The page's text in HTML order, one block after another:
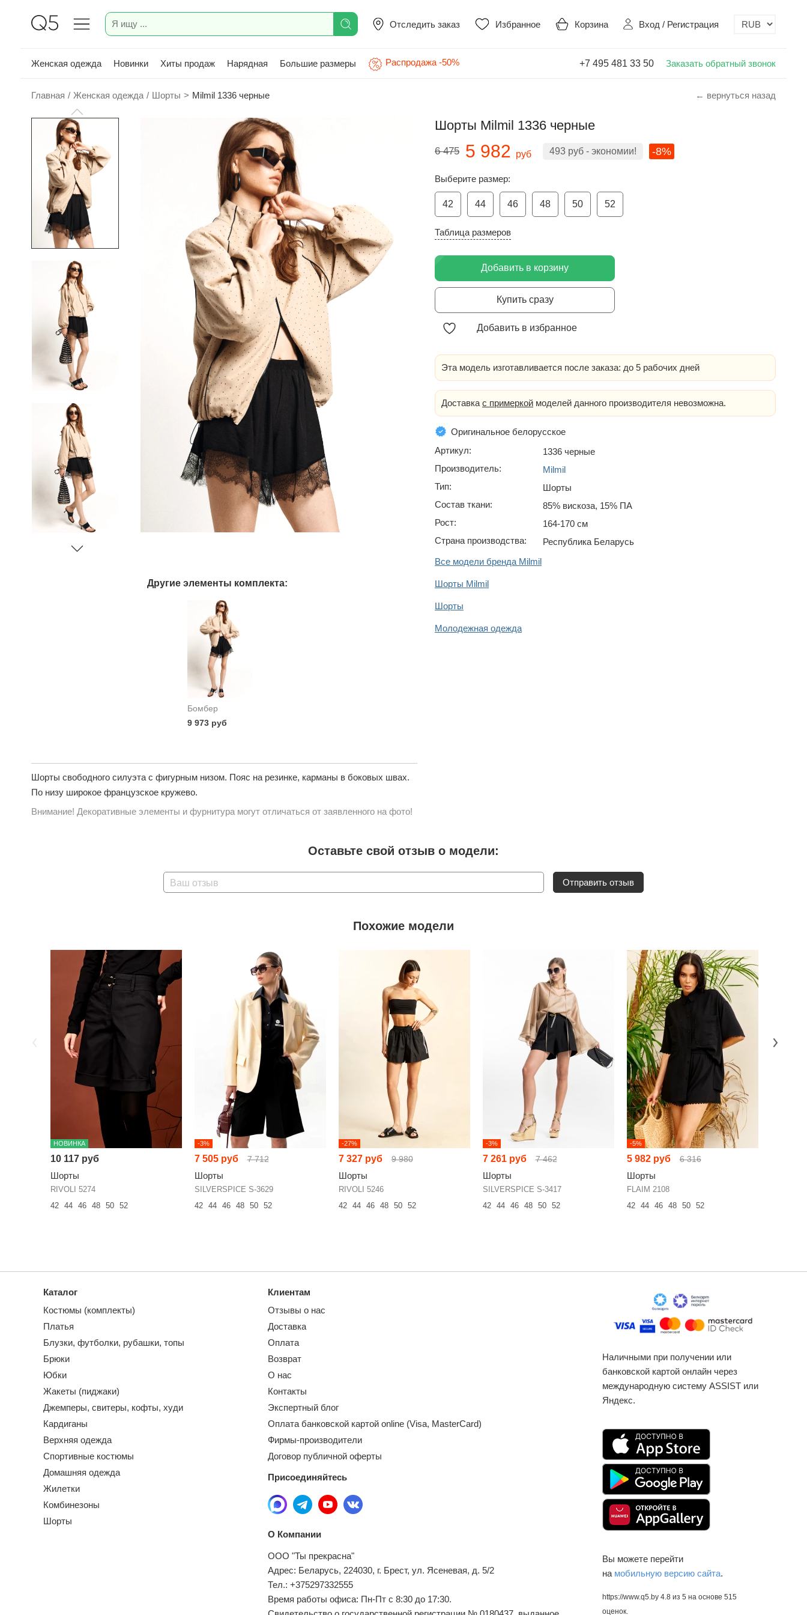
Отследить заказ Избранное Корзина Вход / Регистрация
Женская одежда Новинки Хиты продаж Нарядная Большие размеры Распродажа -50% +7 495 481 33 50 Заказать обратный звонок
Главная / Женская одежда / Шорты > Milmil 1336 черные ← вернуться назад
Другие элементы комплекта:
Бомбер
9 973 руб
Шорты свободного силуэта с фигурным низом. Пояс на резинке, карманы в боковых швах.
По низу широкое французское кружево.
Внимание! Декоративные элементы и фурнитура могут отличаться от заявленного на фото!
Шорты Milmil 1336 черные
6 475 5 982 руб 493 руб - экономии! -8%
Выберите размер:
42 44 46 48 50 52
Таблица размеров
Добавить в корзину
Купить сразу
Добавить в избранное
Эта модель изготавливается после заказа: до 5 рабочих дней
Доставка с примеркой моделей данного производителя невозможна.
Оригинальное белорусское
Артикул:
1336 черные
Производитель:
Milmil
Тип:
Шорты
Состав ткани:
85% вискоза, 15% ПА
Рост:
164-170 см
Страна производства:
Республика Беларусь
Все модели бренда Milmil
Шорты Milmil
Шорты
Молодежная одежда
Оставьте свой отзыв о модели:
Ваш отзыв Отправить отзыв
Похожие модели
НОВИНКА
10 117 руб
Шорты
RIVOLI 5274
42
44 46 48 50 52
-3%
7 505 руб 7 712
Шорты
SILVERSPICE S-3629
42
44 46 48 50 52
-27%
7 327 руб 9 980
Шорты
RIVOLI 5246
42
44 46 48 50 52
-3%
7 261 руб 7 462
Шорты
SILVERSPICE S-3417
42
44 46 48 50 52
-5%
5 982 руб 6 316
Шорты
FLAIM 2108
42
44 46 48 50 52
Каталог
Костюмы (комплекты)
Платья
Блузки, футболки, рубашки, топы
Брюки
Юбки
Жакеты (пиджаки)
Джемперы, свитеры, кофты, худи
Кардиганы
Верхняя одежда
Спортивные костюмы
Домашняя одежда
Жилетки
Комбинезоны
Шорты
Клиентам
Отзывы о нас
Доставка
Оплата
Возврат
О нас
Контакты
Экспертный блог
Оплата банковской картой online (Visa, MasterCard)
Фирмы-производители
Договор публичной оферты
Присоединяйтесь
О Компании
ООО "Ты прекрасна"
Адрес: Беларусь, 224030, г. Брест, ул. Ясеневая, д. 5/2
Тел.: +375297332555
Время работы офиса: Пн-Пт с 8:30 до 17:30.
Наличными при получении или
банковской картой онлайн через
международную систему ASSIST или
Яндекс.
Вы можете перейти
на мобильную версию сайта.
https://www.q5.by 4.8 из 5 на основе 515
оценок.